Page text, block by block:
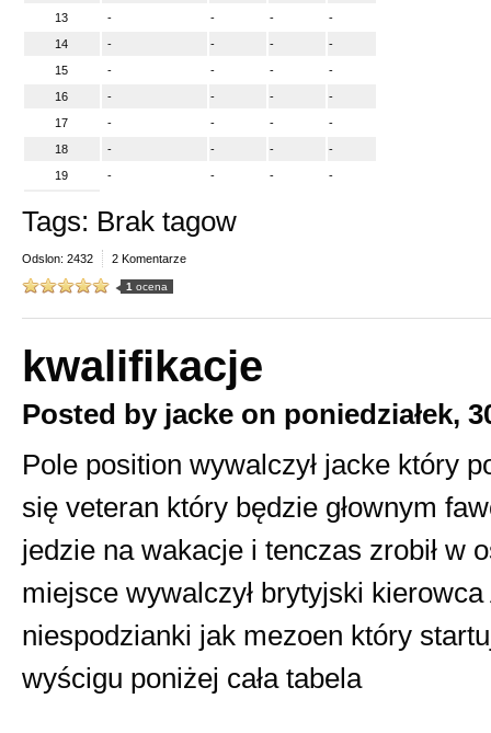
13
- - -
-
14
- - -
-
15
- - -
-
16
- - -
-
17
- - -
-
18
- - -
-
19
- - - -
Tags: Brak tagow
Odslon: 2432 2 Komentarze
1 ocena
kwalifikacje
Posted by jacke on poniedziałek,
Pole position wywalczył jacke który
się veteran który będzie głownym
jedzie na wakacje i tenczas zrobił w
miejsce wywalczył brytyjski
niespodzianki jak mezoen który
wyścigu poniżej cała tabela